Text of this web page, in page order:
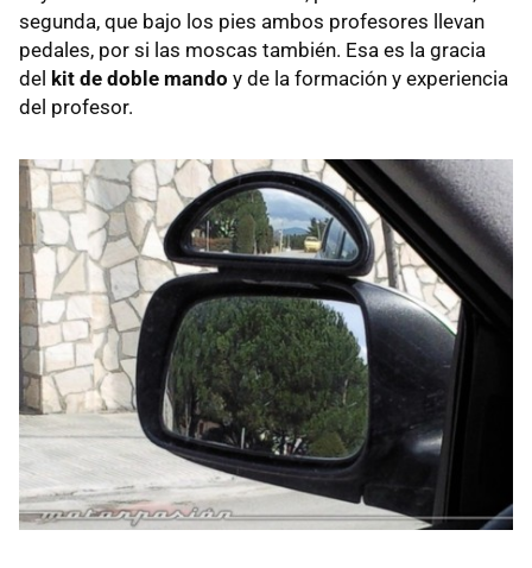
segunda, que bajo los pies ambos profesores llevan
pedales, por si las moscas también. Esa es la gracia
del kit de doble mando y de la formación y experiencia
del profesor.